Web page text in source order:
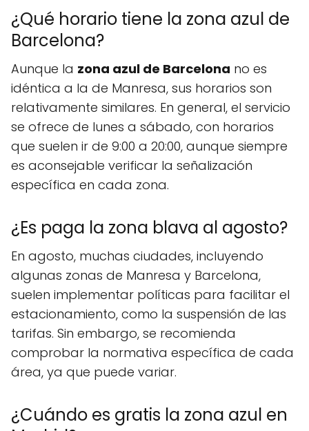
¿Qué horario tiene la zona azul de
Barcelona?
Aunque la zona azul de Barcelona no es
idéntica a la de Manresa, sus horarios son
relativamente similares. En general, el servicio
se ofrece de lunes a sábado, con horarios
que suelen ir de 9:00 a 20:00, aunque siempre
es aconsejable verificar la señalización
específica en cada zona.
¿Es paga la zona blava al agosto?
En agosto, muchas ciudades, incluyendo
algunas zonas de Manresa y Barcelona,
suelen implementar políticas para facilitar el
estacionamiento, como la suspensión de las
tarifas. Sin embargo, se recomienda
comprobar la normativa específica de cada
área, ya que puede variar.
¿Cuándo es gratis la zona azul en